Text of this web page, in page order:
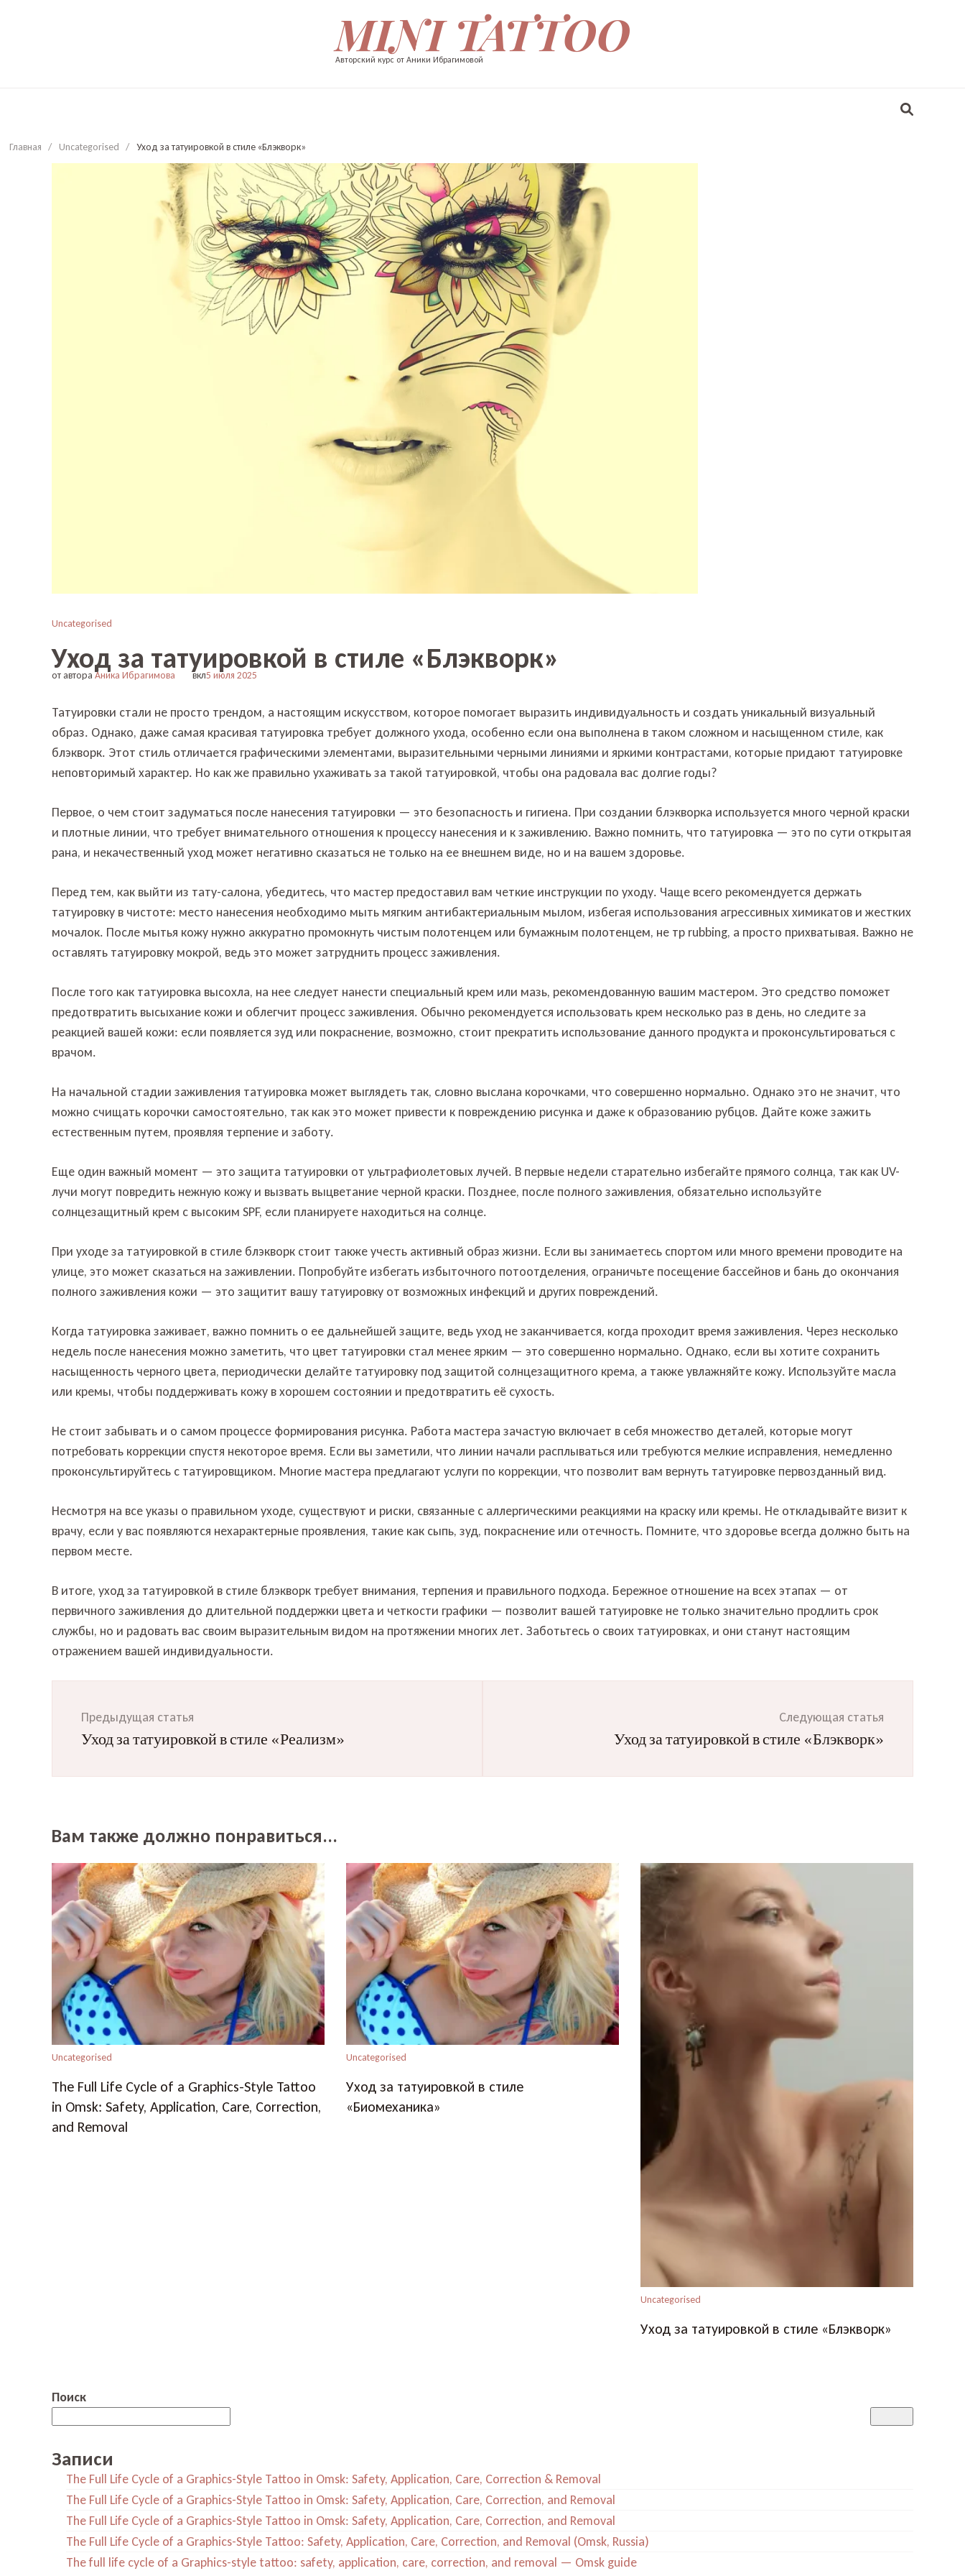
MINI TATTOO
Авторский курс от Аники Ибрагимовой
Главная / Uncategorised / Уход за татуировкой в стиле «Блэкворк»
Uncategorised
Уход за татуировкой в стиле «Блэкворк»
от автора Аника Ибрагимова вкл5 июля 2025
Татуировки стали не просто трендом, а настоящим искусством, которое помогает выразить индивидуальность и создать уникальный визуальный
образ. Однако, даже самая красивая татуировка требует должного ухода, особенно если она выполнена в таком сложном и насыщенном стиле, как
блэкворк. Этот стиль отличается графическими элементами, выразительными черными линиями и яркими контрастами, которые придают татуировке
неповторимый характер. Но как же правильно ухаживать за такой татуировкой, чтобы она радовала вас долгие годы?
Первое, о чем стоит задуматься после нанесения татуировки — это безопасность и гигиена. При создании блэкворка используется много черной краски
и плотные линии, что требует внимательного отношения к процессу нанесения и к заживлению. Важно помнить, что татуировка — это по сути открытая
рана, и некачественный уход может негативно сказаться не только на ее внешнем виде, но и на вашем здоровье.
Перед тем, как выйти из тату-салона, убедитесь, что мастер предоставил вам четкие инструкции по уходу. Чаще всего рекомендуется держать
татуировку в чистоте: место нанесения необходимо мыть мягким антибактериальным мылом, избегая использования агрессивных химикатов и жестких
мочалок. После мытья кожу нужно аккуратно промокнуть чистым полотенцем или бумажным полотенцем, не тр rubbing, а просто прихватывая. Важно не
оставлять татуировку мокрой, ведь это может затруднить процесс заживления.
После того как татуировка высохла, на нее следует нанести специальный крем или мазь, рекомендованную вашим мастером. Это средство поможет
предотвратить высыхание кожи и облегчит процесс заживления. Обычно рекомендуется использовать крем несколько раз в день, но следите за
реакцией вашей кожи: если появляется зуд или покраснение, возможно, стоит прекратить использование данного продукта и проконсультироваться с
врачом.
На начальной стадии заживления татуировка может выглядеть так, словно выслана корочками, что совершенно нормально. Однако это не значит, что
можно счищать корочки самостоятельно, так как это может привести к повреждению рисунка и даже к образованию рубцов. Дайте коже зажить
естественным путем, проявляя терпение и заботу.
Еще один важный момент — это защита татуировки от ультрафиолетовых лучей. В первые недели старательно избегайте прямого солнца, так как UV-
лучи могут повредить нежную кожу и вызвать выцветание черной краски. Позднее, после полного заживления, обязательно используйте
солнцезащитный крем с высоким SPF, если планируете находиться на солнце.
При уходе за татуировкой в стиле блэкворк стоит также учесть активный образ жизни. Если вы занимаетесь спортом или много времени проводите на
улице, это может сказаться на заживлении. Попробуйте избегать избыточного потоотделения, ограничьте посещение бассейнов и бань до окончания
полного заживления кожи — это защитит вашу татуировку от возможных инфекций и других повреждений.
Когда татуировка заживает, важно помнить о ее дальнейшей защите, ведь уход не заканчивается, когда проходит время заживления. Через несколько
недель после нанесения можно заметить, что цвет татуировки стал менее ярким — это совершенно нормально. Однако, если вы хотите сохранить
насыщенность черного цвета, периодически делайте татуировку под защитой солнцезащитного крема, а также увлажняйте кожу. Используйте масла
или кремы, чтобы поддерживать кожу в хорошем состоянии и предотвратить её сухость.
Не стоит забывать и о самом процессе формирования рисунка. Работа мастера зачастую включает в себя множество деталей, которые могут
потребовать коррекции спустя некоторое время. Если вы заметили, что линии начали расплываться или требуются мелкие исправления, немедленно
проконсультируйтесь с татуировщиком. Многие мастера предлагают услуги по коррекции, что позволит вам вернуть татуировке первозданный вид.
Несмотря на все указы о правильном уходе, существуют и риски, связанные с аллергическими реакциями на краску или кремы. Не откладывайте визит к
врачу, если у вас появляются нехарактерные проявления, такие как сыпь, зуд, покраснение или отечность. Помните, что здоровье всегда должно быть на
первом месте.
В итоге, уход за татуировкой в стиле блэкворк требует внимания, терпения и правильного подхода. Бережное отношение на всех этапах — от
первичного заживления до длительной поддержки цвета и четкости графики — позволит вашей татуировке не только значительно продлить срок
службы, но и радовать вас своим выразительным видом на протяжении многих лет. Заботьтесь о своих татуировках, и они станут настоящим
отражением вашей индивидуальности.
записям
Предыдущая статья
Уход за татуировкой в стиле «Реализм»
Следующая статья
Уход за татуировкой в стиле «Блэкворк»
Вам также должно понравиться...
Uncategorised
The Full Life Cycle of a Graphics-Style Tattoo
in Omsk: Safety, Application, Care, Correction,
and Removal
Uncategorised
Уход за татуировкой в стиле
«Биомеханика»
Uncategorised
Уход за татуировкой в стиле «Блэкворк»
Поиск
Записи
The Full Life Cycle of a Graphics-Style Tattoo in Omsk: Safety, Application, Care, Correction & Removal
The Full Life Cycle of a Graphics-Style Tattoo in Omsk: Safety, Application, Care, Correction, and Removal
The Full Life Cycle of a Graphics-Style Tattoo in Omsk: Safety, Application, Care, Correction, and Removal
The Full Life Cycle of a Graphics-Style Tattoo: Safety, Application, Care, Correction, and Removal (Omsk, Russia)
The full life cycle of a Graphics-style tattoo: safety, application, care, correction, and removal — Omsk guide